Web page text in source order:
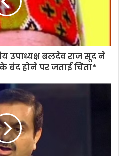
उपाध्यक्ष बलदेव राज सूद ने
बंद होने पर जताई चिंता*